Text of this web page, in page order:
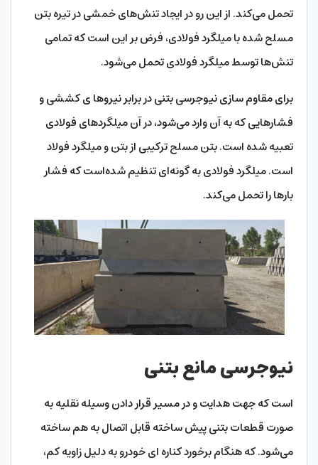
تحمل می‌کند. از این رو در ایجاد تنش‌‌‌‌‌های خمشی در تیره‌ بتن
مسلح شده با میلگرد فولادی، فرض بر این است که تمامی
تنش‌ها توسط میلگرد فولادی تحمل می‌شود.
برای مقاوم سازی نیوجرسی بتنی در برابر نیروها ی کششی و
فشارهایی که به آن وارد می‌شود، در آن میلگرد‌‌‌‌های فولادی
تعبیه شده‌ است. بتن مسلح ترکیبی از بتن و میلگرد فولاد
است. میلگرد فولادی به گونه‌ای تنظیم شده‌است که فشار
بارها را تحمل می‌کند.
نیوجرسی مانع بتنی
است که جهت هدایت و در مسیر قرار دادن وسیله نقلیه به
صورت قطعات بتنی پیش ساخته قابل اتصال به هم ساخته
می‌شود. که هنگام برخورد کناره ای خودرو به دلیل زاویه کم،